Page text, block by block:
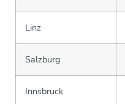
Linz
Salzburg
Innsbruck